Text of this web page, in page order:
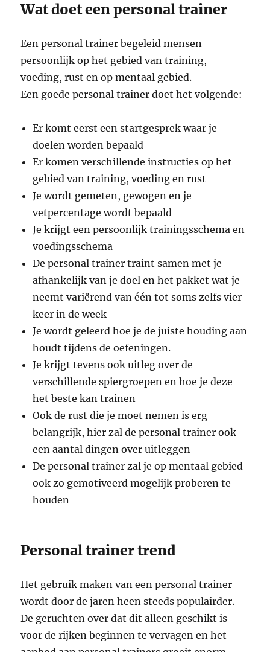
Wat doet een personal trainer
Een personal trainer begeleid mensen
persoonlijk op het gebied van training,
voeding, rust en op mentaal gebied.
Een goede personal trainer doet het volgende:
Er komt eerst een startgesprek waar je
doelen worden bepaald
Er komen verschillende instructies op het
gebied van training, voeding en rust
Je wordt gemeten, gewogen en je
vetpercentage wordt bepaald
Je krijgt een persoonlijk trainingsschema en
voedingsschema
De personal trainer traint samen met je
afhankelijk van je doel en het pakket wat je
neemt variërend van één tot soms zelfs vier
keer in de week
Je wordt geleerd hoe je de juiste houding aan
houdt tijdens de oefeningen.
Je krijgt tevens ook uitleg over de
verschillende spiergroepen en hoe je deze
het beste kan trainen
Ook de rust die je moet nemen is erg
belangrijk, hier zal de personal trainer ook
een aantal dingen over uitleggen
De personal trainer zal je op mentaal gebied
ook zo gemotiveerd mogelijk proberen te
houden
Personal trainer trend
Het gebruik maken van een personal trainer
wordt door de jaren heen steeds populairder.
De geruchten over dat dit alleen geschikt is
voor de rijken beginnen te vervagen en het